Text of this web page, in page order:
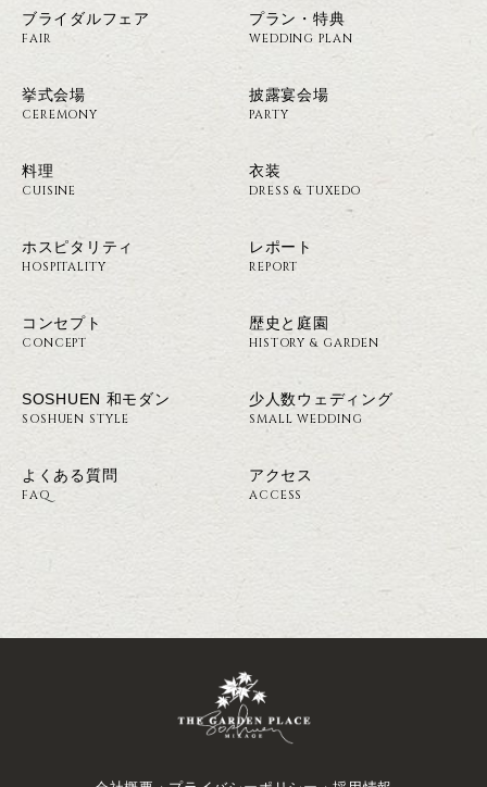
ブライダルフェア
FAIR
プラン・特典
WEDDING PLAN
挙式会場
CEREMONY
披露宴会場
PARTY
料理
CUISINE
衣装
DRESS & TUXEDO
ホスピタリティ
HOSPITALITY
レポート
REPORT
コンセプト
CONCEPT
歴史と庭園
HISTORY & GARDEN
SOSHUEN 和モダン
SOSHUEN STYLE
少人数ウェディング
SMALL WEDDING
よくある質問
FAQ
アクセス
ACCESS